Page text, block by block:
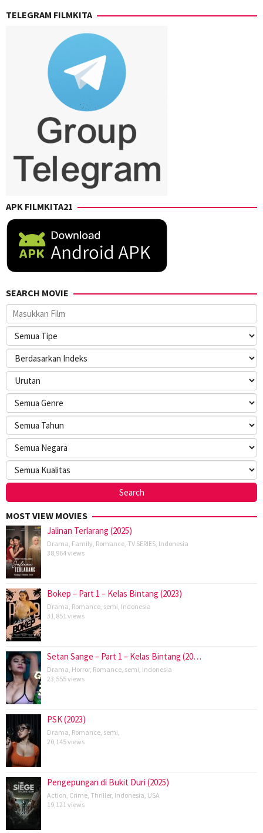
TELEGRAM FILMKITA
APK FILMKITA21
SEARCH MOVIE
MOST VIEW MOVIES
Jalinan Terlarang (2025)
Drama, Family, Romance, TV SERIES, Indonesia
38,964 views
Bokep – Part 1 – Kelas Bintang (2023)
Drama, Romance, semi, Indonesia
31,851 views
Setan Sange – Part 1 – Kelas Bintang (20…
Drama, Horror, Romance, semi, Indonesia
23,555 views
PSK (2023)
Drama, Romance, semi,
20,145 views
Pengepungan di Bukit Duri (2025)
Action, Crime, Thriller, Indonesia, USA
19,121 views